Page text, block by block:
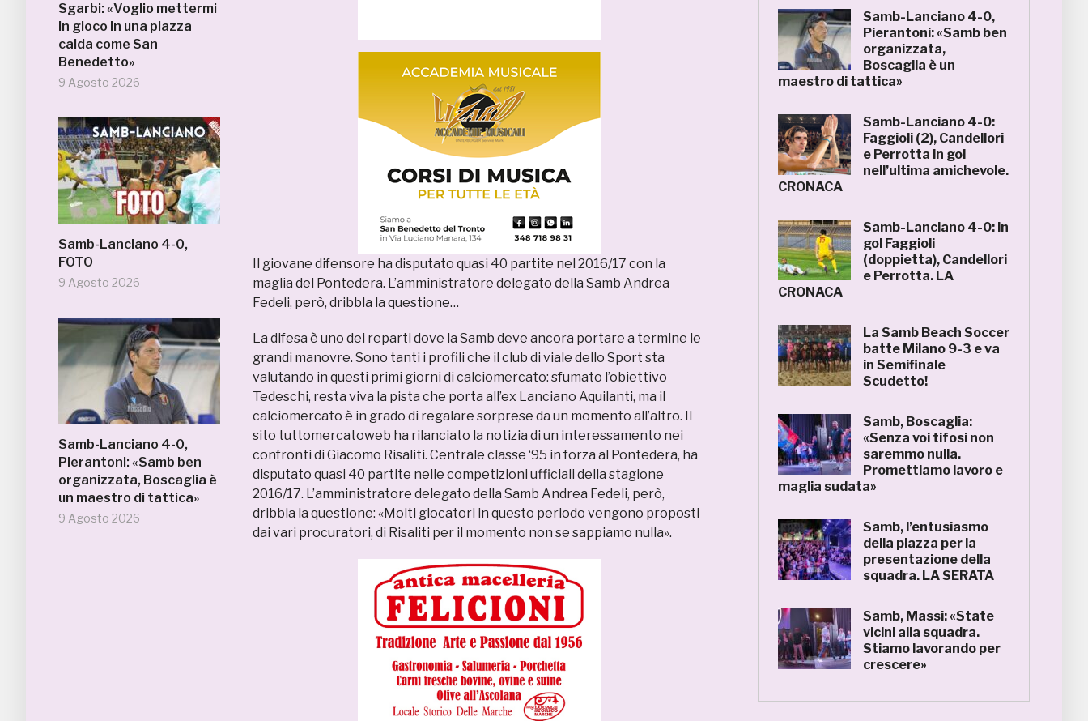
Sgarbi: «Voglio mettermi
in gioco in una piazza
calda come San
Benedetto»
9 Agosto 2026
Samb-Lanciano 4-0,
FOTO
9 Agosto 2026
Samb-Lanciano 4-0,
Pierantoni: «Samb ben
organizzata, Boscaglia è
un maestro di tattica»
9 Agosto 2026
Il giovane difensore ha disputato quasi 40 partite nel 2016/17 con la
maglia del Pontedera. L’amministratore delegato della Samb Andrea
Fedeli, però, dribbla la questione…
La difesa è uno dei reparti dove la Samb deve ancora portare a termine le
grandi manovre. Sono tanti i profili che il club di viale dello Sport sta
valutando in questi primi giorni di calciomercato: sfumato l’obiettivo
Tedeschi, resta viva la pista che porta all’ex Lanciano Aquilanti, ma il
calciomercato è in grado di regalare sorprese da un momento all’altro. Il
sito tuttomercatoweb ha rilanciato la notizia di un interessamento nei
confronti di Giacomo Risaliti. Centrale classe ‘95 in forza al Pontedera, ha
disputato quasi 40 partite nelle competizioni ufficiali della stagione
2016/17. L’amministratore delegato della Samb Andrea Fedeli, però,
dribbla la questione: «Molti giocatori in questo periodo vengono proposti
dai vari procuratori, di Risaliti per il momento non se sappiamo nulla».
Samb-Lanciano 4-0,
Pierantoni: «Samb ben
organizzata,
Boscaglia è un
maestro di tattica»
Samb-Lanciano 4-0:
Faggioli (2), Candellori
e Perrotta in gol
nell’ultima amichevole.
CRONACA
Samb-Lanciano 4-0: in
gol Faggioli
(doppietta), Candellori
e Perrotta. LA
CRONACA
La Samb Beach Soccer
batte Milano 9-3 e va
in Semifinale
Scudetto!
Samb, Boscaglia:
«Senza voi tifosi non
saremmo nulla.
Promettiamo lavoro e
maglia sudata»
Samb, l’entusiasmo
della piazza per la
presentazione della
squadra. LA SERATA
Samb, Massi: «State
vicini alla squadra.
Stiamo lavorando per
crescere»